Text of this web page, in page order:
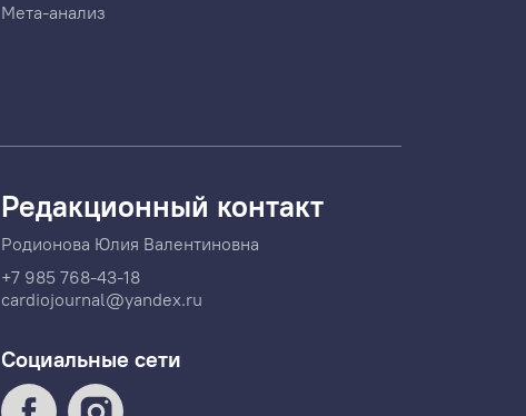
Мета-анализ
Редакционный контакт
Родионова Юлия Валентиновна
+7 985 768-43-18
cardiojournal@yandex.ru
Социальные сети